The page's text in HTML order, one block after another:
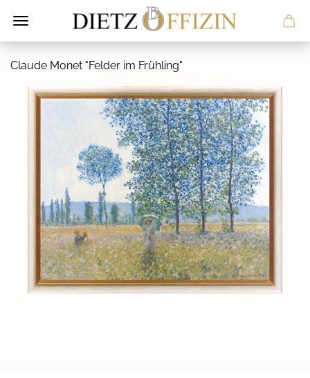
Clau­de Monet "Fel­der im Früh­ling"